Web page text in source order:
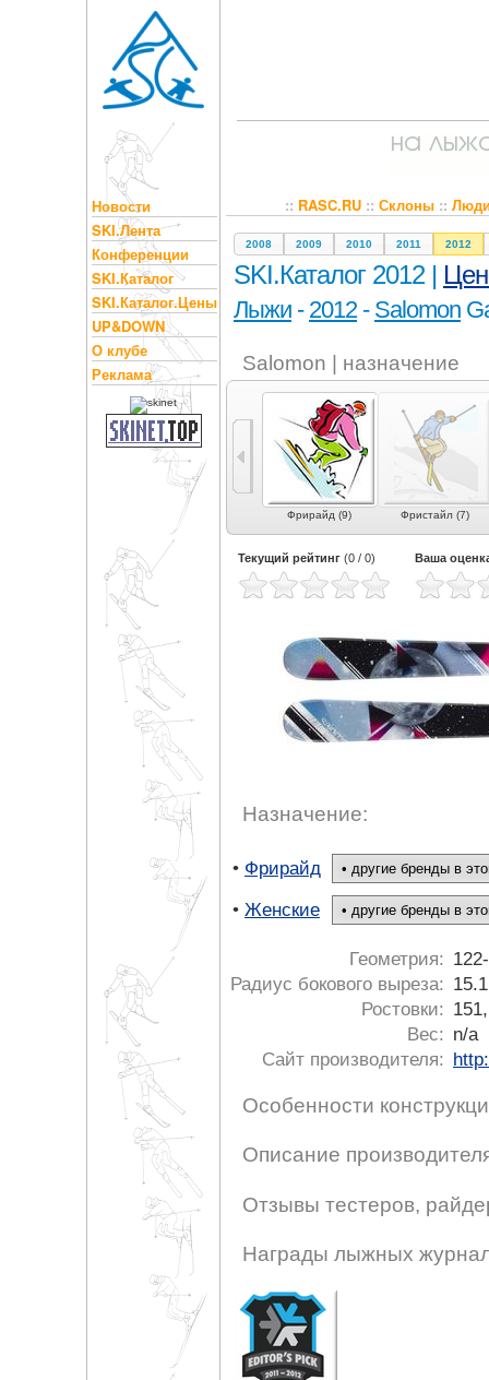
Новости
SKI.Лента
Конференции
SKI.Каталог
SKI.Каталог.Цены
UP&DOWN
О клубе
Реклама
:: RASC.RU:: Склоны::
2008 2009 2010 2011 2012
SKI.Каталог 2012 |
Лыжи - 2012- Salomon
Salomon | назначение
Экспертный карвинг
Фрирайд (9) Фристайл (7)
Текущий рейтинг (0 / 0) Ваша
Назначение:
• Фрирайд
• Женские
Геометрия:
Радиус бокового выреза:
Ростовки:
Вес:
n/a
Сайт производителя:
Особенности
Описание
Отзывы тестеров,
Награды лыжных